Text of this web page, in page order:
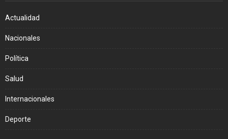
Actualidad
Nacionales
Política
Salud
Internacionales
Deporte